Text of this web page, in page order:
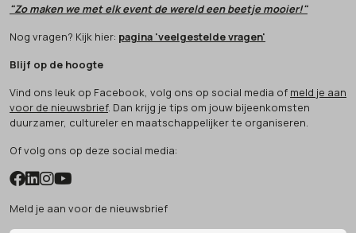
"Zo maken we met elk event de wereld een beetje mooier!"
Nog vragen? Kijk hier: pagina 'veelgestelde vragen'
Blijf op de hoogte
Vind ons leuk op Facebook, volg ons op social media of meld je aan
voor de nieuwsbrief. Dan krijg je tips om jouw bijeenkomsten
duurzamer, cultureler en maatschappelijker te organiseren.
Of volg ons op deze social media:
Meld je aan voor de nieuwsbrief